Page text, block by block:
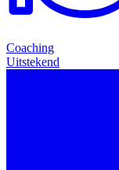
Coaching
Uitstekend